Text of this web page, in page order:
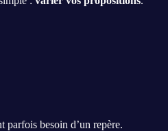
parfois besoin d’un repère.